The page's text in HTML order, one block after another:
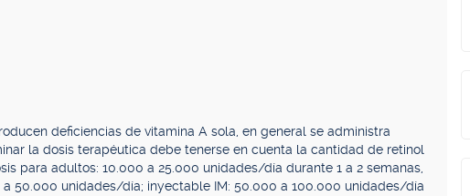
deficiencias de vitamina A sola, en general se administra
la dosis terapéutica debe tenerse en cuenta la cantidad de retinol
para adultos: 10.000 a 25.000 unidades/día durante 1 a 2 semanas,
50.000 unidades/día; inyectable IM: 50.000 a 100.000 unidades/día